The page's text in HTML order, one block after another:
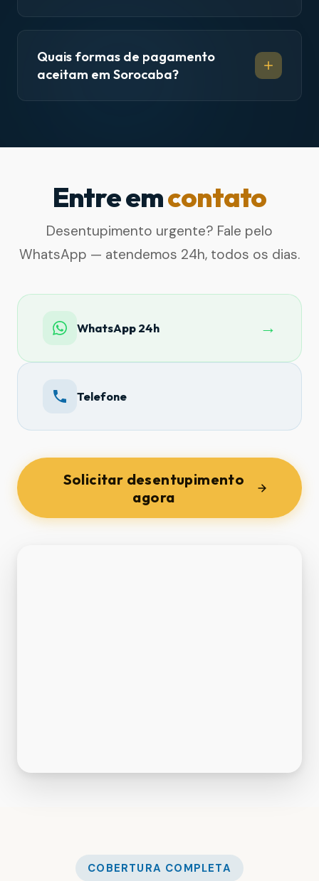
Quais formas de pagamento
aceitam em Sorocaba?
Entre emcontato
Desentupimento urgente? Fale pelo
WhatsApp — atendemos 24h, todos os dias.
WhatsApp 24h →
Telefone
Solicitar desentupimento
agora
COBERTURA COMPLETA